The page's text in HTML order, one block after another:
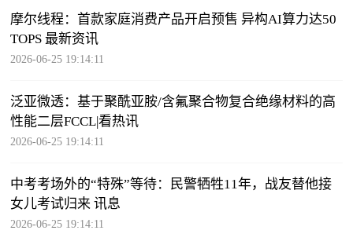
摩尔线程：首款家庭消费产品开启预售 异构AI算力达50
TOPS 最新资讯
2026-06-25 19:14:11
泛亚微透：基于聚酰亚胺/含氟聚合物复合绝缘材料的高
性能二层FCCL|看热讯
2026-06-25 19:14:11
中考考场外的“特殊”等待：民警牺牲11年，战友替他接
女儿考试归来 讯息
2026-06-25 19:14:11